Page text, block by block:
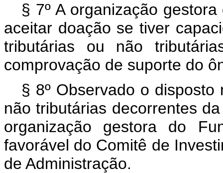
§ 7º A organização
aceitar doação se tiver
tributárias ou não
comprovação de suporte do
§ 8º Observado o
não tributárias decorrentes
organização gestora do
favorável do Comitê de
de Administração.